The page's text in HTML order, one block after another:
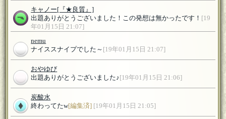
キャノー [『★良質』]
出題ありがとうございました！この発想は無かったです！ [19
年01月15日 21:07]
nemu
ナイススナイプでした～ [19年01月15日 21:07]
おやゆび
出題ありがとうございました♪ [19年01月15日 21:06]
炭酸水
終わってたw[編集済] [19年01月15日 21:05]